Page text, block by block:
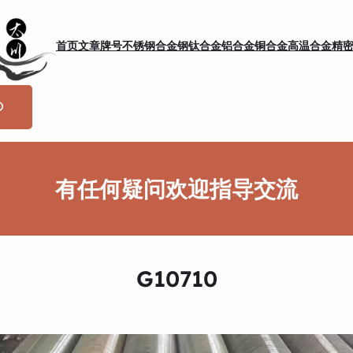
首页文章牌号不锈钢合金钢钛合金铝合金铜合金高温合金精
有任何疑问欢迎指导交流
G10710